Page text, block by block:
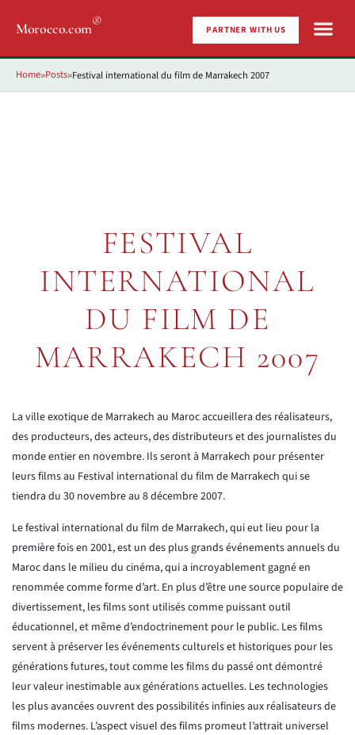
Morocco.com® PARTNER WITH US
Home»Posts»Festival international du film de Marrakech 2007
FESTIVAL
INTERNATIONAL
DU FILM DE
MARRAKECH 2007
La ville exotique de Marrakech au Maroc accueillera des réalisateurs,
des producteurs, des acteurs, des distributeurs et des journalistes du
monde entier en novembre. Ils seront à Marrakech pour présenter
leurs films au Festival international du film de Marrakech qui se
tiendra du 30 novembre au 8 décembre 2007.
Le festival international du film de Marrakech, qui eut lieu pour la
première fois en 2001, est un des plus grands événements annuels du
Maroc dans le milieu du cinéma, qui a incroyablement gagné en
renommée comme forme d’art. En plus d’être une source populaire de
divertissement, les films sont utilisés comme puissant outil
éducationnel, et même d’endoctrinement pour le public. Les films
servent à préserver les événements culturels et historiques pour les
générations futures, tout comme les films du passé ont démontré
leur valeur inestimable aux générations actuelles. Les technologies
les plus avancées ouvrent des possibilités infinies aux réalisateurs de
films modernes. L’aspect visuel des films promeut l’attrait universel